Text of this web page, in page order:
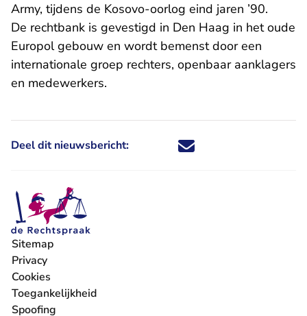
Army, tijdens de Kosovo-oorlog eind jaren ’90.
De rechtbank is gevestigd in Den Haag in het oude
Europol gebouw en wordt bemenst door een
internationale groep rechters, openbaar aanklagers
en medewerkers.
Deel dit nieuwsbericht: Deel dit nieuwsbericht via X -
Deel dit nieuwsbericht via
Deel dit nieuwsbericht
Deel dit
Sitemap
Privacy
Cookies
Toegankelijkheid
Spoofing